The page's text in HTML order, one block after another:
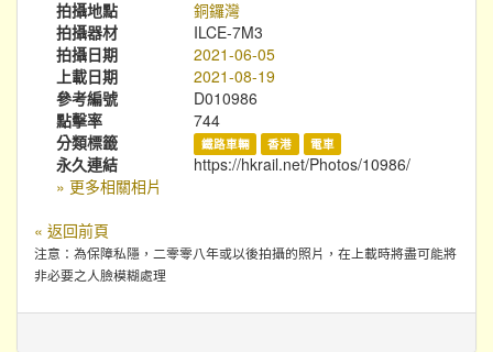
拍攝地點
銅鑼灣
拍攝器材
ILCE-7M3
拍攝日期
2021-06-05
上載日期
2021-08-19
參考編號
D010986
點擊率
744
分類標籤
鐵路車輛 香港 電車
永久連結
https://hkrail.net/Photos/10986/
» 更多相關相片
« 返回前頁
注意：為保障私隱，二零零八年或以後拍攝的照片，在上載時將盡可能將
非必要之人臉模糊處理